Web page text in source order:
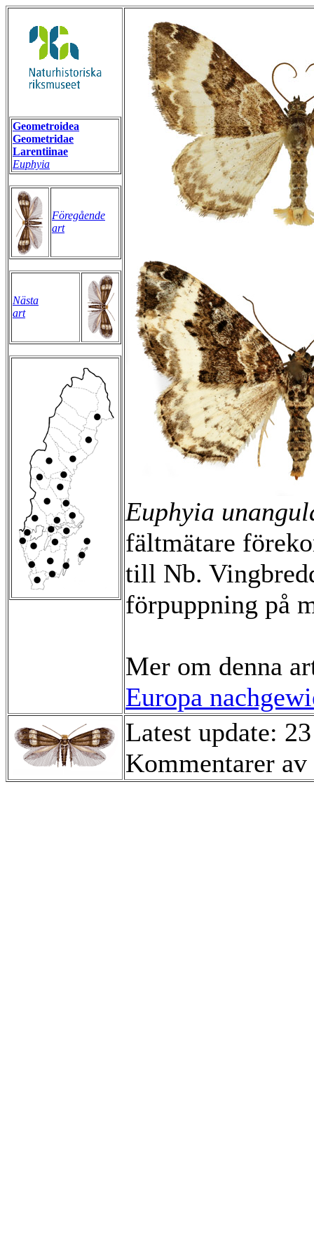
Geometroidea
Geometridae
Larentiinae
Euphyia
Föregående
art
Nästa
art
Euphyia
fältmätare
till Nb.
förpuppning på
Mer om denna
Europa
Latest update:
Kommentarer